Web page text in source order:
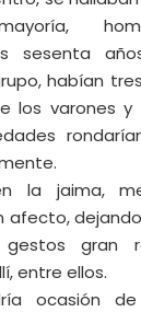
sesenta
habían
los varones y
la jaima,
afecto,
gran
entre ellos.
ocasión de